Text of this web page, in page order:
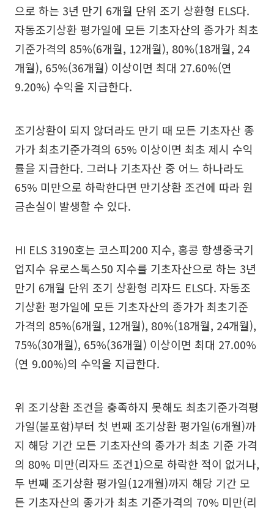
으로 하는 3년 만기 6개월 단위 조기 상환형 ELS다.
자동조기상환 평가일에 모든 기초자산의 종가가 최초
기준가격의 85%(6개월, 12개월), 80%(18개월, 24
개월), 65%(36개월) 이상이면 최대 27.60%(연
9.20%) 수익을 지급한다.
조기상환이 되지 않더라도 만기 때 모든 기초자산 종
가가 최초기준가격의 65% 이상이면 최초 제시 수익
률을 지급한다. 그러나 기초자산 중 어느 하나라도
65% 미만으로 하락한다면 만기상환 조건에 따라 원
금손실이 발생할 수 있다.
HI ELS 3190호는 코스피200 지수, 홍콩 항셍중국기
업지수 유로스톡스50 지수를 기초자산으로 하는 3년
만기 6개월 단위 조기 상환형 리자드 ELS다. 자동조
기상환 평가일에 모든 기초자산의 종가가 최초기준
가격의 85%(6개월, 12개월), 80%(18개월, 24개월),
75%(30개월), 65%(36개월) 이상이면 최대 27.00%
(연 9.00%)의 수익을 지급한다.
위 조기상환 조건을 충족하지 못해도 최초기준가격평
가일(불포함)부터 첫 번째 조기상환 평가일(6개월)까
지 해당 기간 모든 기초자산의 종가가 최초 기준 가격
의 80% 미만(리자드 조건1)으로 하락한 적이 없거나,
두 번째 조기상환 평가일(12개월)까지 해당 기간 모
든 기초자산의 종가가 최초 기준가격의 70% 미만(리